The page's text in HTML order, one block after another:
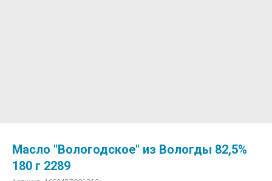
Масло "Вологодское" из Вологды 82,5%
180 г 2289